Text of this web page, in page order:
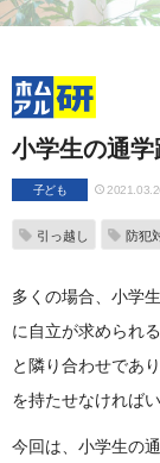
小学生の通
子ども
引っ越し 防犯
多くの場合、小学
に自立が求められ
と隣り合わせであ
を持たせなければ
今回は、小学生の